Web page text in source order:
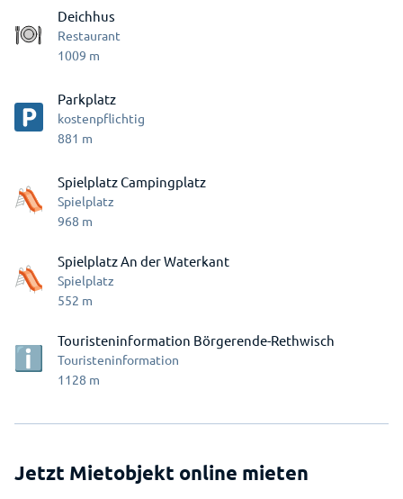
Deichhus
Restaurant
1009 m
Parkplatz
kostenpflichtig
881 m
Spielplatz Campingplatz
Spielplatz
968 m
Spielplatz An der Waterkant
Spielplatz
552 m
Touristeninformation Börgerende-Rethwisch
Touristeninformation
1128 m
Jetzt Mietobjekt online mieten